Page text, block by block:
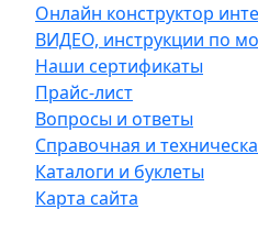
Онлайн конструктор
ВИДЕО, инструкции по
Наши сертификаты
Прайс-лист
Вопросы и ответы
Справочная и
Каталоги и буклеты
Карта сайта